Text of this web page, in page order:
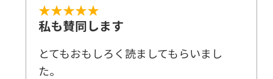
★★★★★
私も賛同します
とてもおもしろく読ましてもらいまし
た。